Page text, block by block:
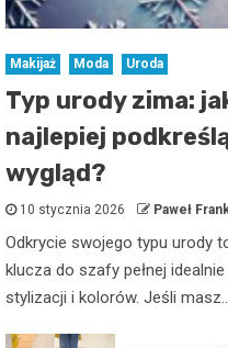
Makijaż Moda Uroda
Typ urody zima:
najlepiej
wygląd?
10 stycznia 2026 Paweł
Odkrycie swojego typu urody
klucza do szafy pełnej
stylizacji i kolorów. Jeśli